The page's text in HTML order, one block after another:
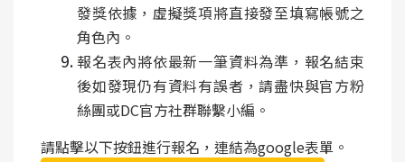
發獎依據，虛擬獎項將直接發至填寫帳號之
角色內。
報名表內將依最新一筆資料為準，報名結束
後如發現仍有資料有誤者，請盡快與官方粉
絲團或DC官方社群聯繫小編。
請點擊以下按鈕進行報名，連結為google表單。